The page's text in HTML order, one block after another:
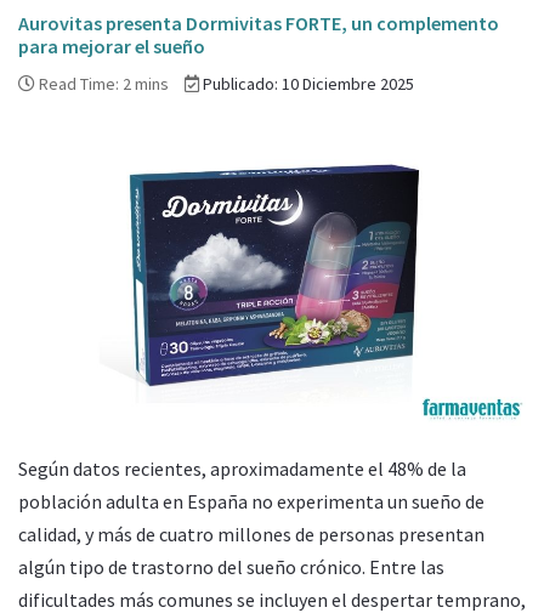
Aurovitas presenta Dormivitas FORTE, un complemento
para mejorar el sueño
Read Time: 2 mins Publicado: 10 Diciembre 2025
Según datos recientes, aproximadamente el 48% de la
población adulta en España no experimenta un sueño de
calidad, y más de cuatro millones de personas presentan
algún tipo de trastorno del sueño crónico. Entre las
dificultades más comunes se incluyen el despertar temprano,